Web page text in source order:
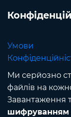
Умови
Ми серйозно
файлів на
Завантаження
шифруванням